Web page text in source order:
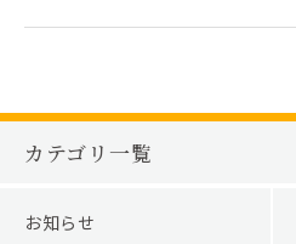
カテゴリ一覧
お知らせ